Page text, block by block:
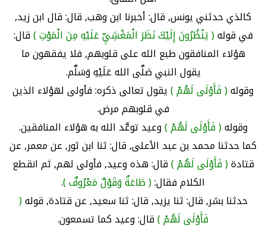
كالذي حدثني يونس, قال: أخبرنا ابن وهب, قال: قال ابن زيد,
في قوله( يَنْظُرُونَ إِلَيْكَ نَظَرَ الْمَغْشِيِّ عَلَيْهِ مِنَ الْمَوْتِ )قال:
هؤلاء المنافقون طبع الله على قلوبهم, فلا يفقهون ما
يقول النبي صَلَّى الله عَلَيْهِ وَسَلَّم.
وقوله( فَأَوْلَى لَهُمْ )يقول تعالى ذكره: فأولى لهؤلاء الذين
في قلوبهم مرض.
وقوله( فَأَوْلَى لَهُمْ )وعيد توعَّد الله به هؤلاء المنافقين.
كما حدثنا محمد بن عبد الأعلى, قال: ثنا ابن ثور, عن معمر, عن
قتادة( فَأَوْلَى لَهُمْ )قال: هذه وعيد, فأولى لهم, ثم انقطع
الكلام فقال:( طَاعَةٌ وَقَوْلٌ مَعْرُوفٌ ).
حدثنا بشر, قال: ثنا يزيد, قال: ثنا سعيد, عن قتادة, قوله(
فَأَوْلَى لَهُمْ )قال: وعيد كما تسمعون.